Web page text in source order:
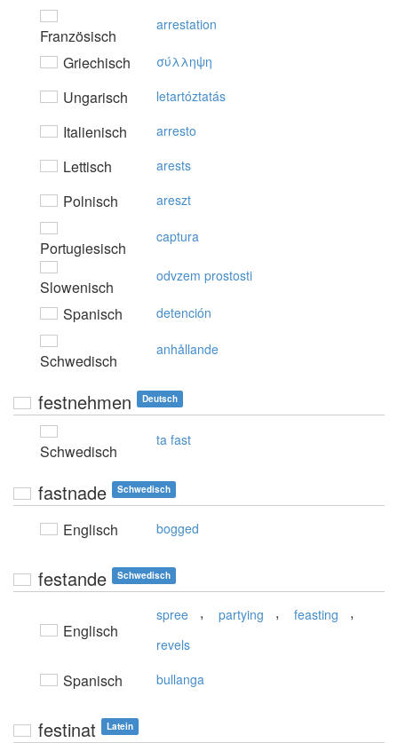
Französisch
arrestation
Griechisch σύλληψη
Ungarisch letartóztatás
Italienisch arresto
Lettisch arests
Polnisch areszt
Portugiesisch
captura
Slowenisch
odvzem prostosti
Spanisch detención
Schwedisch
anhållande
festnehmen Deutsch
Schwedisch
ta fast
fastnade Schwedisch
Englisch bogged
festande Schwedisch
Englisch
spree , partying , feasting ,
revels
Spanisch bullanga
festinat Latein